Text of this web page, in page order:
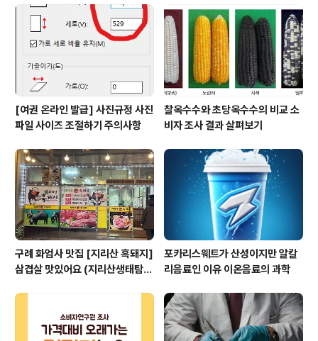
[여권 온라인 발급] 사진규정 사진
파일 사이즈 조절하기 주의사항
찰옥수수와 초당옥수수의 비교 소
비자 조사 결과 살펴보기
구례 화엄사 맛집 [지리산 흑돼지]
삼겹살 맛있어요 (지리산생태탐방
포카리스웨트가 산성이지만 알칼
리음료인 이유 이온음료의 과학